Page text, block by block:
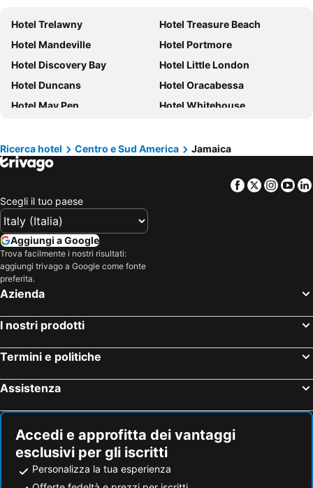
Hotel Riviera Romagnola
Hotel Val Di Fassa
Hotel Creta
Hotel Trelawny
Hotel Treasure Beach
Hotel Mandeville
Hotel Portmore
Hotel Discovery Bay
Hotel Little London
Hotel Duncans
Hotel Oracabessa
Hotel May Pen
Hotel Whitehouse
Hotel Hopewell
Hotel Long Bay
Hotel Saint Ann's Bay
Ricerca hotel Centro e Sud America Jamaica
Facebook
Twitter
Scegli il tuo paese
Aggiungi a Google
Trova facilmente i nostri risultati:
aggiungi trivago a Google come fonte
preferita.
Azienda
I nostri prodotti
Termini e politiche
Assistenza
Accedi e approfitta dei vantaggi
esclusivi per gli iscritti
Personalizza la tua esperienza